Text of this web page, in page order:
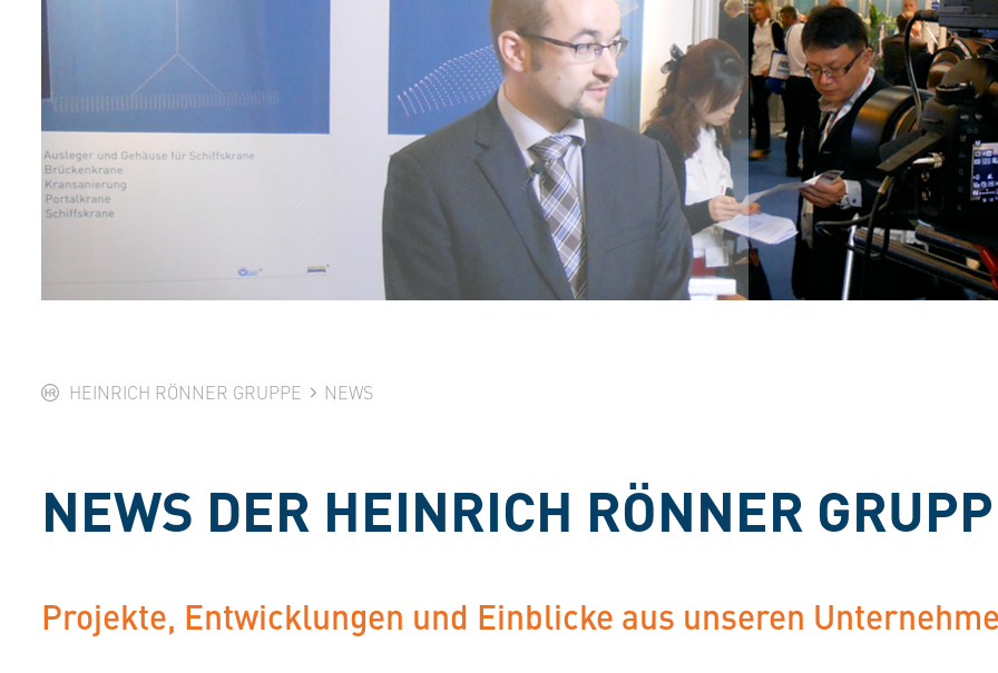
HEINRICH RÖNNER GRUPPE NEWS
NEWS DER HEINRICH RÖNNER
Projekte, Entwicklungen und Einblicke aus unseren